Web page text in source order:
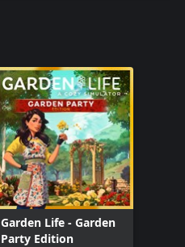
Garden Life - Garden
Party Edition